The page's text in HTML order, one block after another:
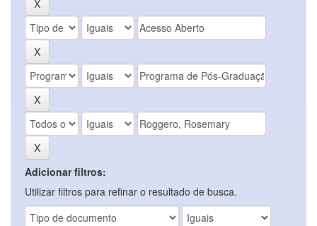
Adicionar filtros:
Utilizar filtros para refinar o resultado de busca.